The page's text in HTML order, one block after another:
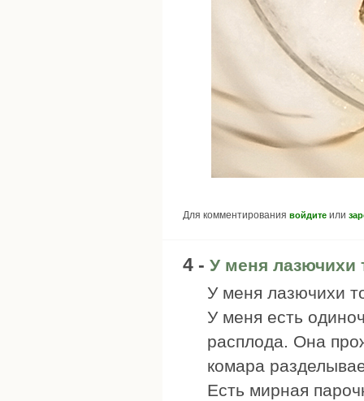
Для комментирования войдите или
4 - У меня лазючихи
У меня лазючихи
У меня есть
расплода. Она
комара
Есть мирная